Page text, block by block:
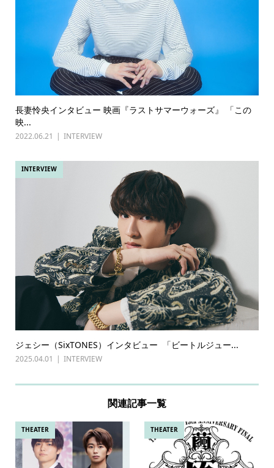
長妻怜央インタビュー 映画『ラストサマーウォーズ』 「この
映...
2022.06.21 INTERVIEW
INTERVIEW
ジェシー（SixTONES）インタビュー 「ビートルジュー...
2025.04.01 INTERVIEW
関連記事一覧
THEATER THEATER